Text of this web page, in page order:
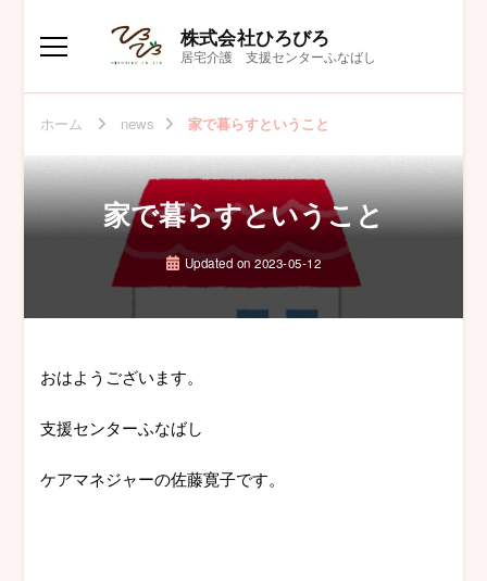
株式会社ひろびろ
居宅介護 支援センターふなばし
ホーム news 家で暮らすということ
家で暮らすということ
Updated on2023-05-12
おはようございます。
支援センターふなばし
ケアマネジャーの佐藤寛子です。